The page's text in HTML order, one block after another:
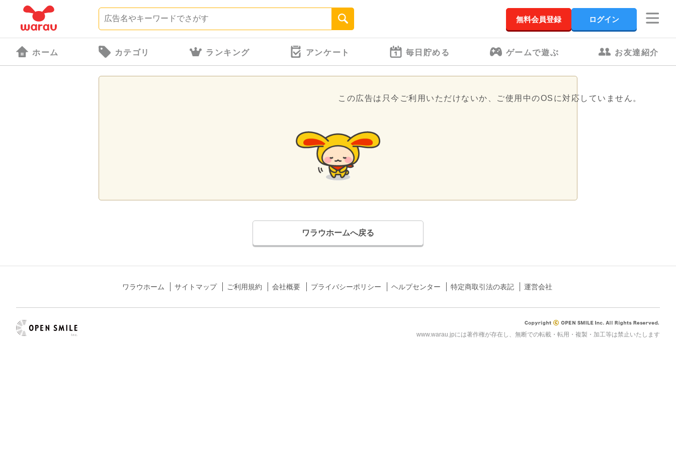
無料会員登録 ログイン
ホーム カテゴリ ランキング アンケート 毎日貯める ゲームで遊ぶ お友達紹介
この広告は只今ご利用いただけないか、ご使用中のOSに対応していません。
ワラウホームへ戻る
ワラウホーム サイトマップ ご利用規約 会社概要 プライバシーポリシー ヘルプセンター 特定商取引法の表記 運営会社
www.warau.jpには著作権が存在し、無断での転載・転用・複製・加工等は禁止いたします